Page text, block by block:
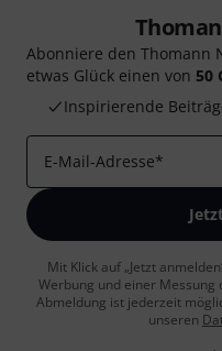
Abonniere den Thomann
etwas Glück einen von 50
Inspirierende
E-Mail-Adresse*
Mit Klick auf „Jetzt
Werbung und einer Messung
Abmeldung ist jederzeit
unseren